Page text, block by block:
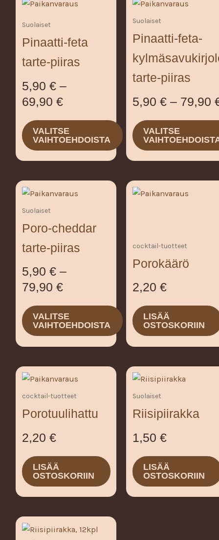
Suolaiset
Pinaatti-feta
tarte-piiras
5,90 € –
69,90 €
69,90 €
VALITSE
VAIHTOEHDOISTA
on
useampi
Voit
valinnat
tuotteen
Suolaiset
Pinaatti-feta-
tarte-piiras
5,90 € – 79,90
VALITSE
on
useampi
Voit
tehdä
tuotteen
Suolaiset
Poro-cheddar
tarte-piiras
5,90 € –
79,90 €
Hintaluokka:
79,90 €
VALITSE
VAIHTOEHDOISTA
Tällä
on
useampi
Voit
tehdä
valinnat
tuotteen
sivulla.
cocktail-tuotteet
Porokäärö
2,20 €
LISÄÄ
OSTOSKORIIN
cocktail-tuotteet
Porotuulihattu
2,20 €
LISÄÄ
OSTOSKORIIN
Suolaiset
Riisipiirakka
1,50 €
LISÄÄ
OSTOSKORIIN